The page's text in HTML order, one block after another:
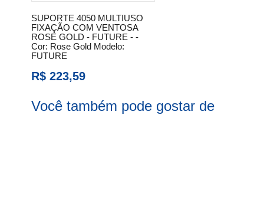
SUPORTE 4050 MULTIUSO
FIXAÇÃO COM VENTOSA
ROSE GOLD - FUTURE - -
Cor: Rose Gold Modelo:
FUTURE
R$ 223,59
Você também pode gostar de